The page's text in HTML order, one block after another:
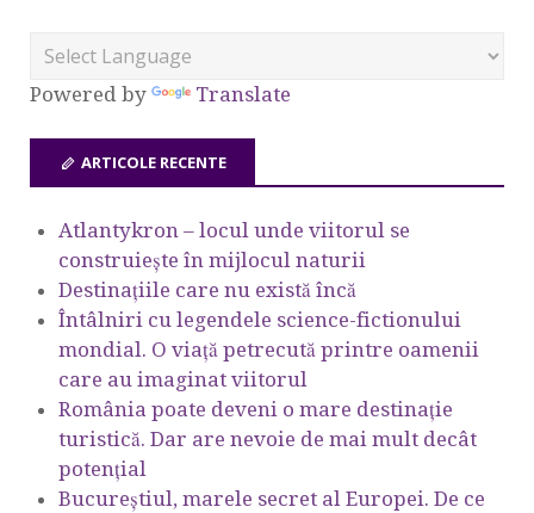
Powered by Translate
ARTICOLE RECENTE
Atlantykron – locul unde viitorul se
construiește în mijlocul naturii
Destinațiile care nu există încă
Întâlniri cu legendele science-fictionului
mondial. O viață petrecută printre oamenii
care au imaginat viitorul
România poate deveni o mare destinație
turistică. Dar are nevoie de mai mult decât
potențial
Bucureștiul, marele secret al Europei. De ce